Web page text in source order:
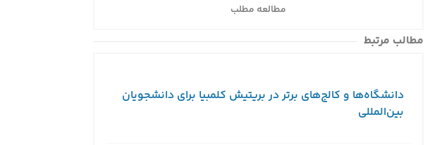
مطالعه مطلب
مطالب مرتبط
دانشگاه‌ها و کالج‌های برتر در بریتیش کلمبیا برای دانشجویان
بین‌المللی